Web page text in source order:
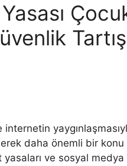
internetin
daha önemli bir
ve sosyal